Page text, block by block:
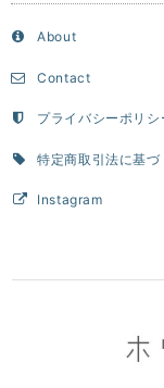
About
Contact
プライバシーポリシ
特定商取引法に基づ
Instagram